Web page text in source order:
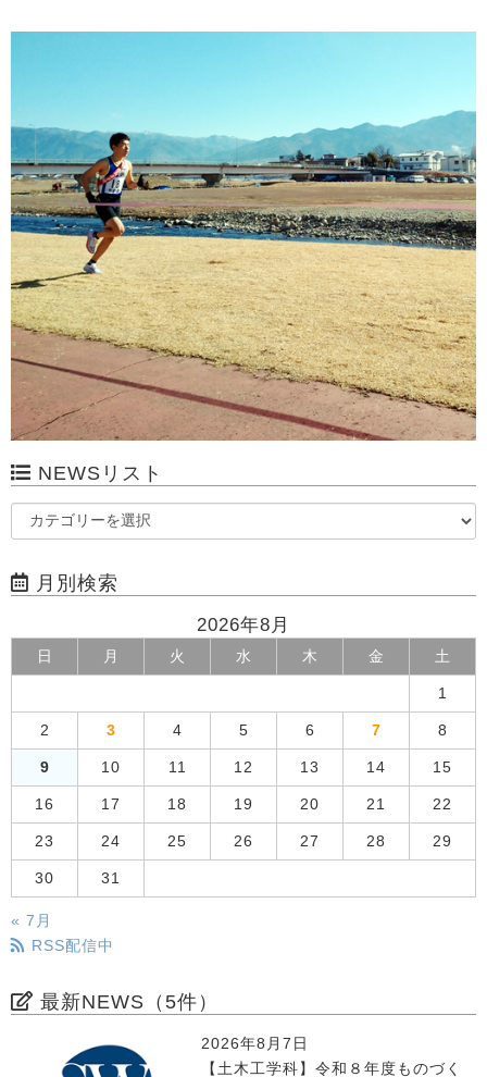
NEWSリスト
月別検索
2026年8月
日 月 火 水 木 金 土
1
2 3 4 5 6 7 8
9 10 11 12 13 14 15
16 17 18 19 20 21 22
23 24 25 26 27 28 29
30 31
« 7月
RSS配信中
最新NEWS（5件）
2026年8月7日
【土木工学科】令和８年度ものづく